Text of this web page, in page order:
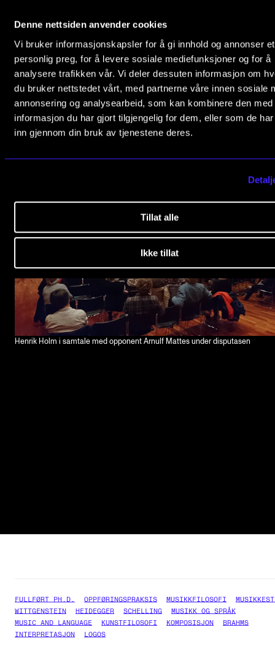
Denne nettsiden anvender cookies
Vi bruker informasjonskapsler for å gi innhold og annonser et
personlig preg, for å levere sosiale mediefunksjoner og for å
analysere trafikken vår. Vi deler dessuten informasjon om
du bruker nettstedet vårt, med partnerne våre innen sosiale
annonsering og analysearbeid, som kan kombinere den med
informasjon du har gjort tilgjengelig for dem, eller som de
inn gjennom din bruk av tjenestene deres.
Tillat alle
Ikke tillat
Henrik Holm i samtale med opponent Arnulf Mattes under disputasen
FULLFØRT PH.D. OPPFØRINGSPRAKSIS MUSIKKFILOSOFI
WITTGENSTEIN
HEIDEGGER SCHELLING
MUSIKK OG SPRÅK
MUSIC AND LANGUAGE
KUNSTFILOSOFI KOMPOSISJON
BRAHMS
INTERPRETASJON
LOGOS